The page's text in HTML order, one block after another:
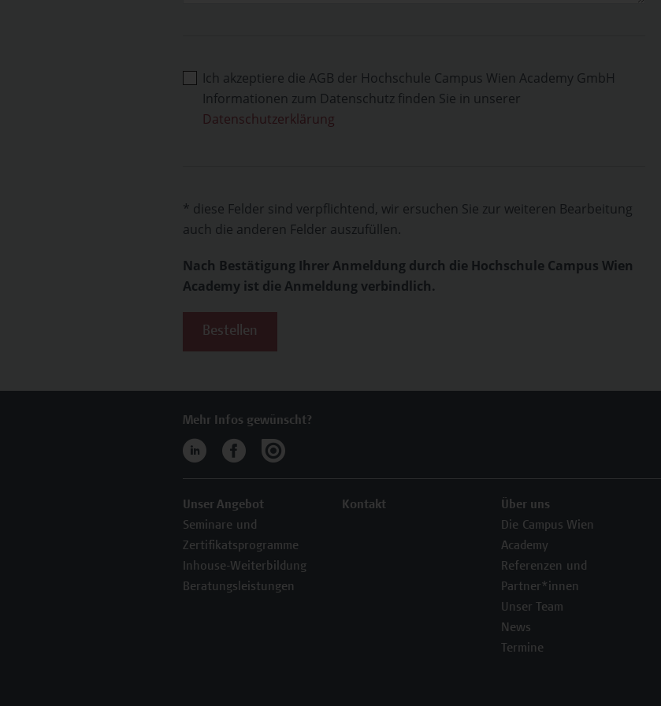
Ich akzeptiere die AGB der Hochschule Campus Wien Academy GmbH
Informationen zum Datenschutz finden Sie in unserer
Datenschutzerklärung
* diese Felder sind verpflichtend, wir ersuchen Sie zur weiteren Bearbeitung
auch die anderen Felder auszufüllen.
Nach Bestätigung Ihrer Anmeldung durch die Hochschule Campus Wien
Academy ist die Anmeldung verbindlich.
Mehr Infos gewünscht?
Unser Angebot
Seminare und
Zertifikatsprogramme
Inhouse-Weiterbildung
Beratungsleistungen
Über uns
Die Campus Wien
Academy
Referenzen und
Partner*innen
Unser Team
News
Termine
Kontakt